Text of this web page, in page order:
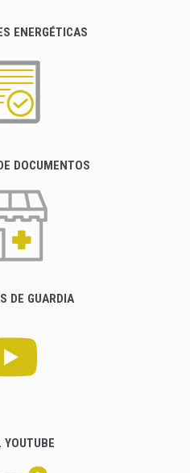
ENERGÉTICAS
DOCUMENTOS
DE GUARDIA
YOUTUBE